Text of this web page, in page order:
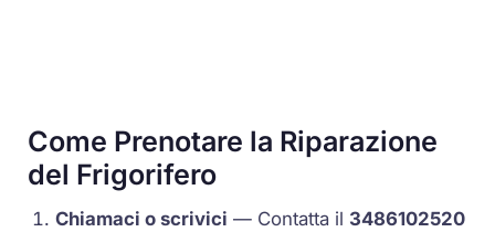
Come Prenotare la Riparazione
del Frigorifero
Chiamaci o scrivici — Contatta il 3486102520